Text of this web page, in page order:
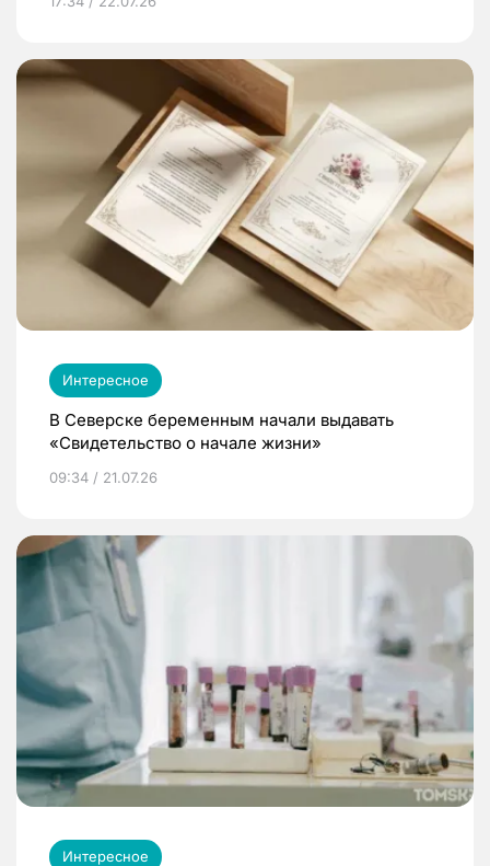
Интересное
В Северске беременным начали выдавать
«Свидетельство о начале жизни»
09:34 / 21.07.26
Интересное